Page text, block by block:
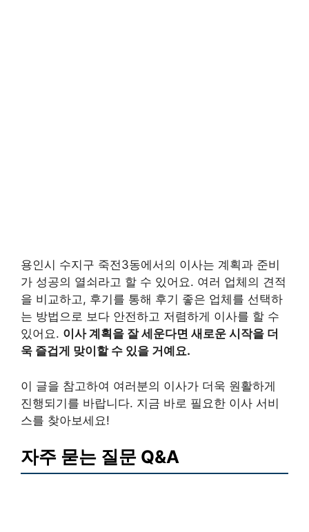
용인시 수지구 죽전3동에서의 이사는 계획과 준비
가 성공의 열쇠라고 할 수 있어요. 여러 업체의 견적
을 비교하고, 후기를 통해 후기 좋은 업체를 선택하
는 방법으로 보다 안전하고 저렴하게 이사를 할 수
있어요. 이사 계획을 잘 세운다면 새로운 시작을 더
욱 즐겁게 맞이할 수 있을 거예요.
이 글을 참고하여 여러분의 이사가 더욱 원활하게
진행되기를 바랍니다. 지금 바로 필요한 이사 서비
스를 찾아보세요!
자주 묻는 질문 Q&A